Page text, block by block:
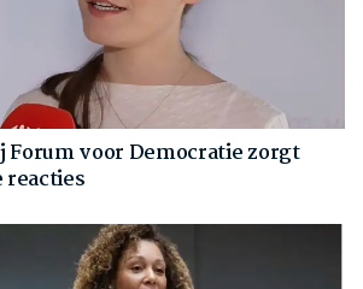
voor Democratie zorgt